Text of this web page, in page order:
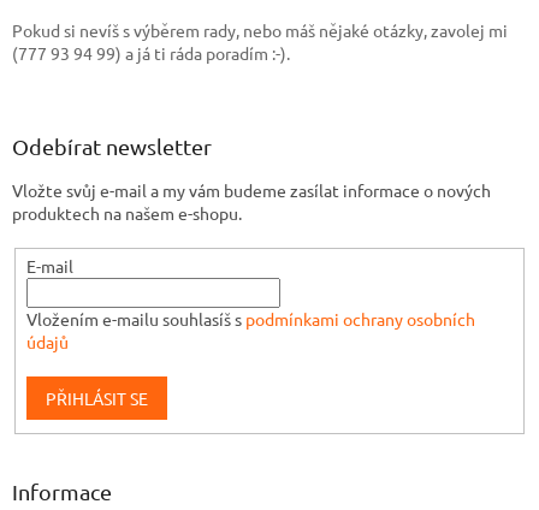
Pokud si nevíš s výběrem rady, nebo máš nějaké otázky, zavolej mi
(777 93 94 99) a já ti ráda poradím :-).
Odebírat newsletter
Vložte svůj e-mail a my vám budeme zasílat informace o nových
produktech na našem e-shopu.
E-mail
Vložením e-mailu souhlasíš s podmínkami ochrany osobních
údajů
PŘIHLÁSIT SE
Informace